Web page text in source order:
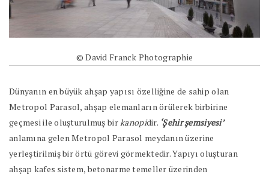
© David Franck Photographie
Dünyanın en büyük ahşap yapısı özelliğine de sahip olan
Metropol Parasol, ahşap elemanların örülerek birbirine
geçmesi ile oluşturulmuş birkanopidir. ‘Şehir şemsiyesi’
anlamına gelen Metropol Parasol meydanın üzerine
yerleştirilmiş bir örtü görevi görmektedir. Yapıyı oluşturan
ahşap kafes sistem, betonarme temeller üzerinden